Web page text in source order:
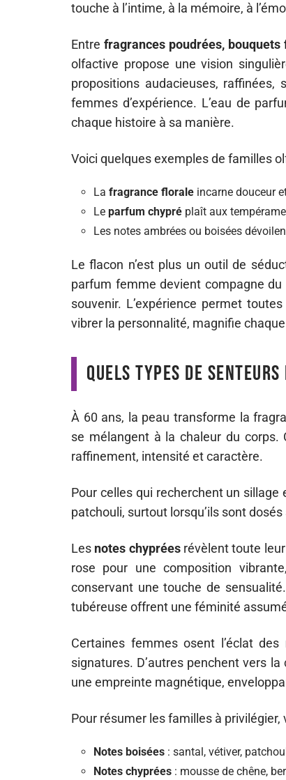
touche à l’intime, à la mémoire, à
Entrefragrances poudrées,
olfactive propose une vision
propositions audacieuses,
femmes d’expérience. L’eau de
chaque histoire à sa manière.
Voici quelques exemples de familles
La fragrance florale incarne douceur
Le parfum chypré plaît aux
Les notes ambrées ou boisées
Le flacon n’est plus un outil de
parfum femme devient compagne
souvenir. L’expérience permet
vibrer la personnalité, magnifie
Quels types de
À 60 ans, la peau transforme la
se mélangent à la chaleur du
raffinement, intensité et caractère.
Pour celles qui recherchent un sillage
patchouli, surtout lorsqu’ils sont
Les notes chypréesrévèlent toute
rose pour une composition
conservant une touche de
tubéreuse offrent une féminité
Certaines femmes osent l’éclat des
signatures. D’autres penchent vers la
une empreinte magnétique,
Pour résumer les familles à
Notes boisées : santal, vétiver,
Notes chyprées : mousse de chêne,